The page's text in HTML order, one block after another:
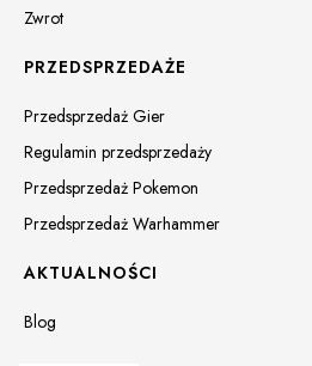
Zwrot
PRZEDSPRZEDAŻE
Przedsprzedaż Gier
Regulamin przedsprzedaży
Przedsprzedaż Pokemon
Przedsprzedaż Warhammer
AKTUALNOŚCI
Blog